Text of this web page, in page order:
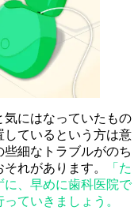
気にはなっていたもの
ているという方は意
細なトラブルがのち
れがあります。
「た
、早めに歯科医院で
ていきましょう。